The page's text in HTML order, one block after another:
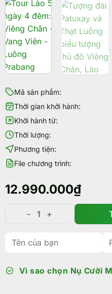
Mã sản phẩm:
Thời gian khởi hành:
Khởi hành từ:
Thời lượng:
Phương tiện:
File chương trình:
12.990.000₫
Tour Lào 5 ngày 4
Vì sao chọn Nụ Cười